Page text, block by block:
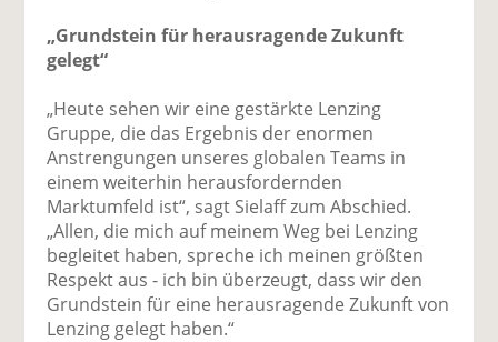
„Grundstein für herausragende Zukunft
gelegt“
„Heute sehen wir eine gestärkte Lenzing
Gruppe, die das Ergebnis der enormen
Anstrengungen unseres globalen Teams in
einem weiterhin herausfordernden
Marktumfeld ist“, sagt Sielaff zum Abschied.
„Allen, die mich auf meinem Weg bei Lenzing
begleitet haben, spreche ich meinen größten
Respekt aus - ich bin überzeugt, dass wir den
Grundstein für eine herausragende Zukunft von
Lenzing gelegt haben.“